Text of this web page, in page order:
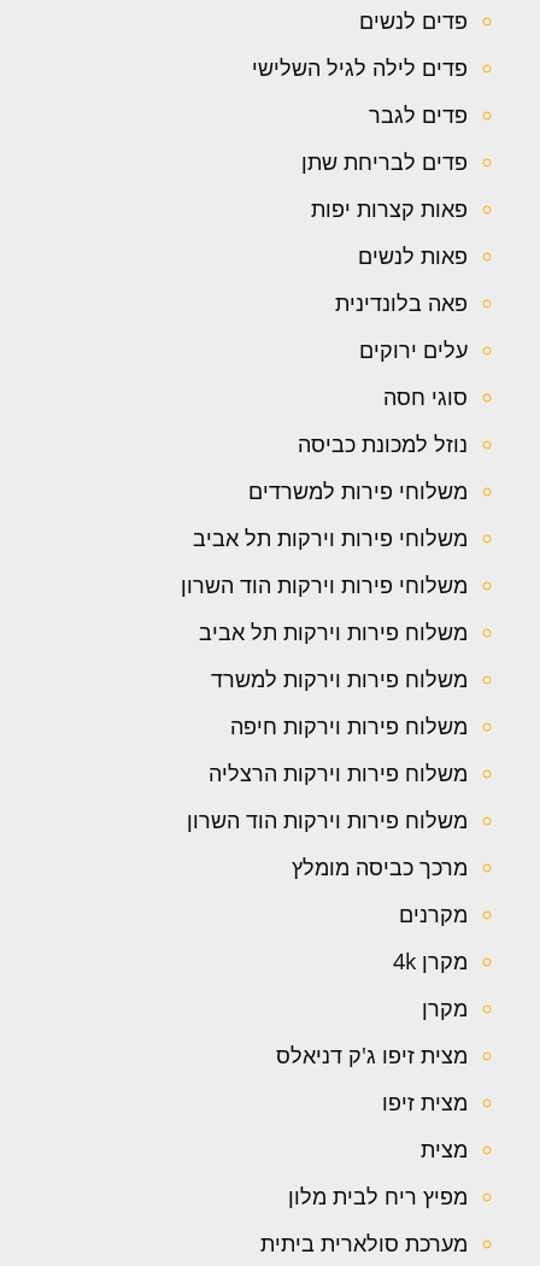
פדים לנשים
פדים לילה לגיל השלישי
פדים לגבר
פדים לבריחת שתן
פאות קצרות יפות
פאות לנשים
פאה בלונדינית
עלים ירוקים
סוגי חסה
נוזל למכונת כביסה
משלוחי פירות למשרדים
משלוחי פירות וירקות תל אביב
משלוחי פירות וירקות הוד השרון
משלוח פירות וירקות תל אביב
משלוח פירות וירקות למשרד
משלוח פירות וירקות חיפה
משלוח פירות וירקות הרצליה
משלוח פירות וירקות הוד השרון
מרכך כביסה מומלץ
מקרנים
מקרן 4k
מקרן
מצית זיפו ג'ק דניאלס
מצית זיפו
מצית
מפיץ ריח לבית מלון
מערכת סולארית ביתית